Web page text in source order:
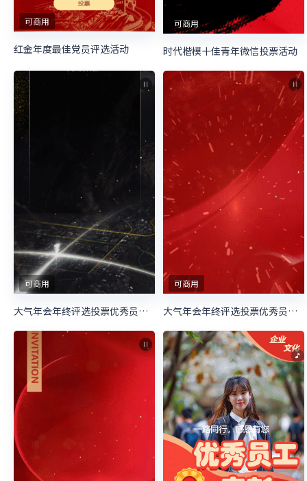
可商用
红金年度最佳党员评选活动
可商用
时代楷模十佳青年微信投票活动
可商用
大气年会年终评选投票优秀员工评选大会
可商用
大气年会年终评选投票优秀员工评选大会